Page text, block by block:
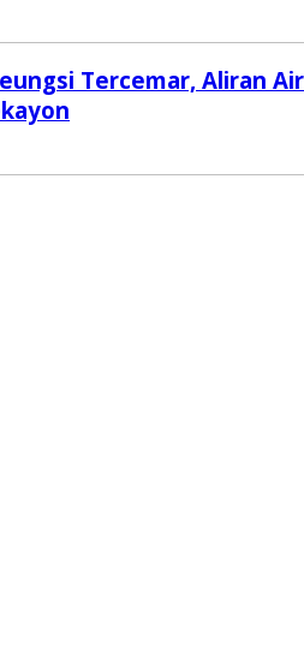
Tercemar, Aliran Air